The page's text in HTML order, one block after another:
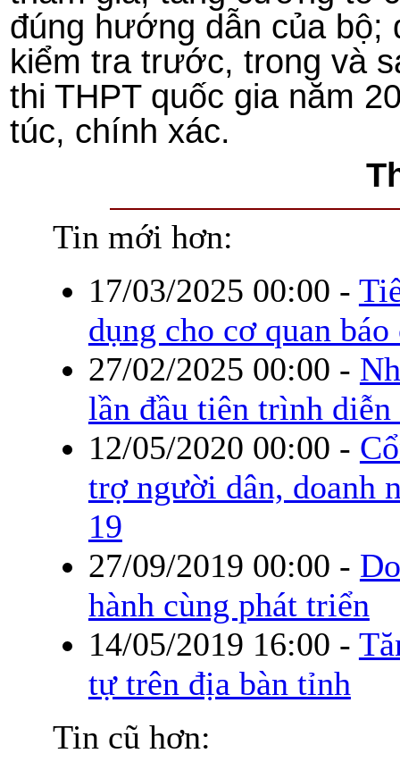
đúng hướng dẫn của bộ;
kiểm tra trước, trong và
thi THPT quốc gia năm
túc, chính xác.
Tin mới hơn:
17/03/2025 00:00 -
dụng cho cơ quan
27/02/2025 00:00 -
lần đầu tiên trình
12/05/2020 00:00 -
trợ người dân, doanh
19
27/09/2019 00:00 -
hành cùng phát triển
14/05/2019 16:00 -
tự trên địa bàn tỉnh
Tin cũ hơn: